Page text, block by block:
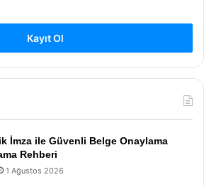
Kayıt Ol
İmza ile Güvenli Belge Onaylama
Rehberi
1 Ağustos 2026